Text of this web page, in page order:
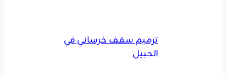
ترميم سقف خرساني في
الجبيل